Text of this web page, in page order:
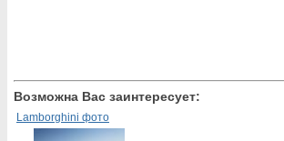
Возможна Вас заинтересует:
Lamborghini фото